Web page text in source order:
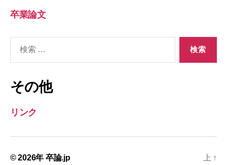
卒業論文
象:
その他
リンク
© 2026年 卒論.jp 上 ↑